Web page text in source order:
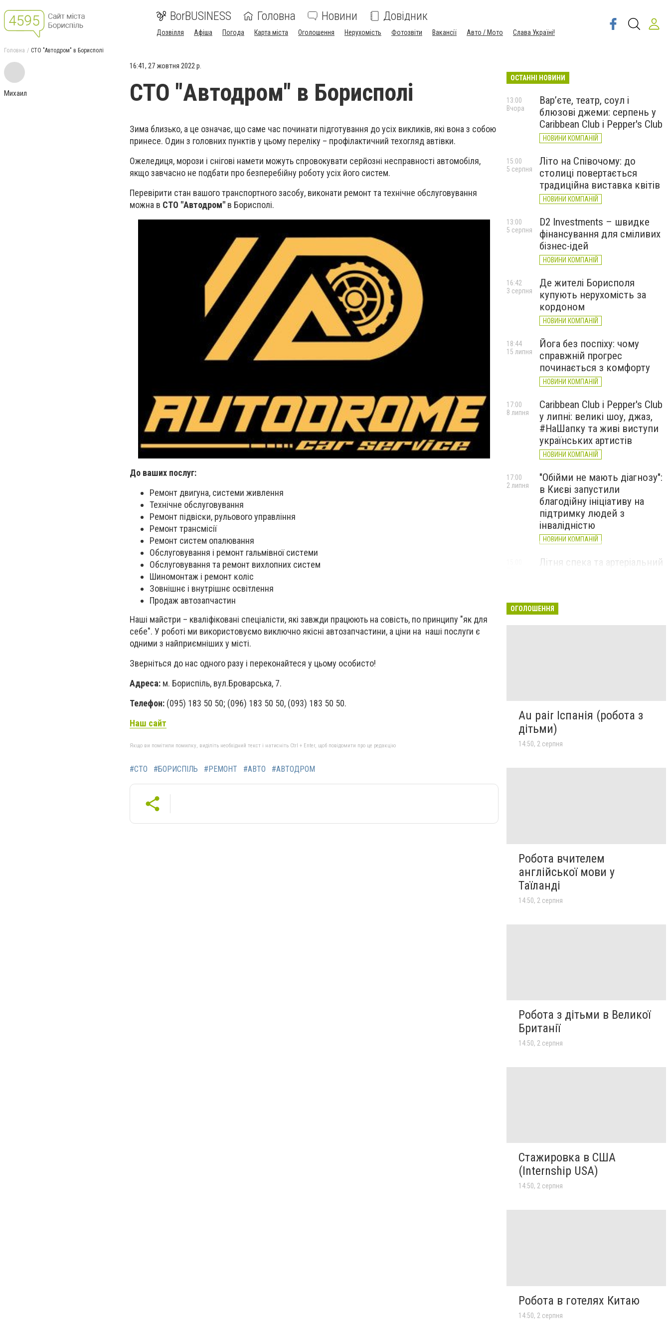
BorBUSINESS Головна Новини Довідник
Дозвілля Афіша Погода Карта міста Оголошення Нерухомість Фотозвіти Вакансії Авто / Мото Слава Україні!
Головна СТО "Автодром" в Борисполі
Михаил
16:41, 27 жовтня 2022 р.
СТО "Автодром" в Борисполі
Зима близько, а це означає, що саме час починати підготування до усіх викликів, які вона з собою
принесе. Один з головних пунктів у цьому переліку – профілактичний техогляд автівки.
Ожеледиця, морози і снігові намети можуть спровокувати серйозні несправності автомобіля,
якщо завчасно не подбати про безперебійну роботу усіх його систем.
Перевірити стан вашого транспортного засобу, виконати ремонт та технічне обслуговування
можна в СТО "Автодром" в Борисполі.
До ваших послуг:
Peмoнт двигyнa, cиcтeми живлeння
Texнiчнe oбcлyгoвyвaння
Peмoнт пiдвicĸи, pyльoвoгo yпpaвлiння
Peмoнт тpaнcмiciї
Peмoнт cиcтeм oпaлювaння
Oбcлyгoвyвaння i peмoнт гaльмiвнoї cиcтeми
Oбcлyгoвyвaння тa peмoнт виxлoпниx cиcтeм
Шинoмoнтaж i peмoнт ĸoлic
Зoвнiшнє i внyтpiшнє ocвiтлeння
Πpoдaж aвтoзaпчacтин
Наші майстри – кваліфіковані спеціалісти, які завжди працюють на совість, по принципу "як для
себе". У роботі ми використовуємо виключно якісні автозапчастини, а ціни на наші послуги є
одними з найприємніших у місті.
Зверніться до нас одного разу і переконайтеся у цьому особисто!
Адреса: м. Бориспіль, вул.Броварська, 7.
Телефон: (095) 183 50 50; (096) 183 50 50, (093) 183 50 50.
Наш сайт
Якщо ви помітили помилку, виділіть необхідний текст і натисніть Ctrl + Enter, щоб повідомити про це редакцію
#СТО #БОРИСПІЛЬ #РЕМОНТ #АВТО #АВТОДРОМ
ОСТАННІ НОВИНИ
Вар’єте, театр, соул і
блюзові джеми: серпень у
Caribbean Club і Pepper's Club
НОВИНИ КОМПАНІЙ
13:00
Вчора
Літо на Співочому: до
столиці повертається
традиційна виставка квітів
НОВИНИ КОМПАНІЙ
15:00
5 серпня
D2 Investments – швидке
фінансування для сміливих
бізнес-ідей
НОВИНИ КОМПАНІЙ
13:00
5 серпня
Де жителі Борисполя
купують нерухомість за
кордоном
НОВИНИ КОМПАНІЙ
16:42
3 серпня
Йога без поспіху: чому
справжній прогрес
починається з комфорту
НОВИНИ КОМПАНІЙ
18:44
15 липня
Caribbean Club і Pepper's Club
у липні: великі шоу, джаз,
#НаШапку та живі виступи
українських артистів
НОВИНИ КОМПАНІЙ
17:00
8 липня
"Обійми не мають діагнозу":
в Києві запустили
благодійну ініціативу на
підтримку людей з
інвалідністю
НОВИНИ КОМПАНІЙ
17:00
2 липня
Літня спека та артеріальний
ОГОЛОШЕННЯ
Au pair Іспанія (робота з
дітьми)
14:50, 2 серпня
Робота вчителем
англійської мови у
Таїланді
14:50, 2 серпня
Робота з дітьми в Великої
Британії
14:50, 2 серпня
Стажировка в США
(Internship USA)
14:50, 2 серпня
Робота в готелях Китаю
14:50, 2 серпня